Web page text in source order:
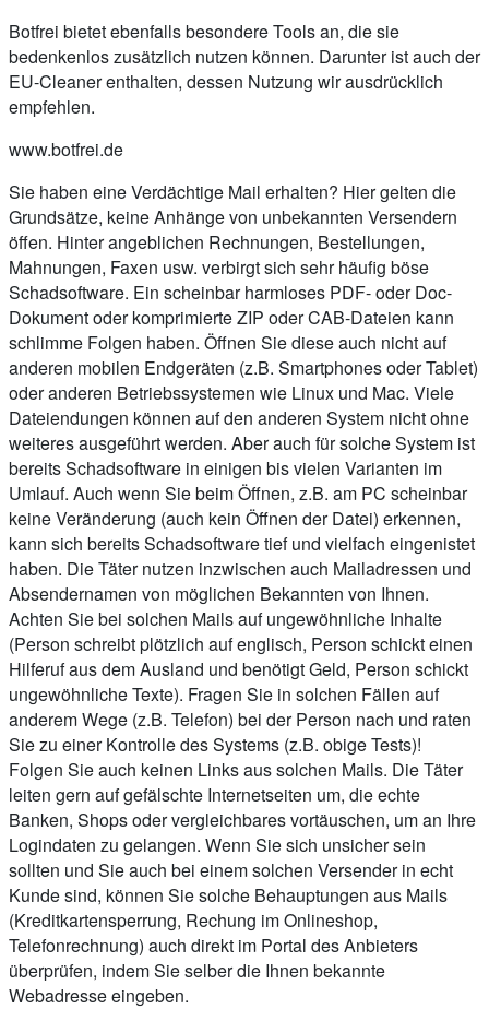
Botfrei bietet ebenfalls besondere Tools an, die sie
bedenkenlos zusätzlich nutzen können. Darunter ist auch der
EU-Cleaner enthalten, dessen Nutzung wir ausdrücklich
empfehlen.
www.botfrei.de
Sie haben eine Verdächtige Mail erhalten? Hier gelten die
Grundsätze, keine Anhänge von unbekannten Versendern
öffen. Hinter angeblichen Rechnungen, Bestellungen,
Mahnungen, Faxen usw. verbirgt sich sehr häufig böse
Schadsoftware. Ein scheinbar harmloses PDF- oder Doc-
Dokument oder komprimierte ZIP oder CAB-Dateien kann
schlimme Folgen haben. Öffnen Sie diese auch nicht auf
anderen mobilen Endgeräten (z.B. Smartphones oder Tablet)
oder anderen Betriebssystemen wie Linux und Mac. Viele
Dateiendungen können auf den anderen System nicht ohne
weiteres ausgeführt werden. Aber auch für solche System ist
bereits Schadsoftware in einigen bis vielen Varianten im
Umlauf. Auch wenn Sie beim Öffnen, z.B. am PC scheinbar
keine Veränderung (auch kein Öffnen der Datei) erkennen,
kann sich bereits Schadsoftware tief und vielfach eingenistet
haben. Die Täter nutzen inzwischen auch Mailadressen und
Absendernamen von möglichen Bekannten von Ihnen.
Achten Sie bei solchen Mails auf ungewöhnliche Inhalte
(Person schreibt plötzlich auf englisch, Person schickt einen
Hilferuf aus dem Ausland und benötigt Geld, Person schickt
ungewöhnliche Texte). Fragen Sie in solchen Fällen auf
anderem Wege (z.B. Telefon) bei der Person nach und raten
Sie zu einer Kontrolle des Systems (z.B. obige Tests)!
Folgen Sie auch keinen Links aus solchen Mails. Die Täter
leiten gern auf gefälschte Internetseiten um, die echte
Banken, Shops oder vergleichbares vortäuschen, um an Ihre
Logindaten zu gelangen. Wenn Sie sich unsicher sein
sollten und Sie auch bei einem solchen Versender in echt
Kunde sind, können Sie solche Behauptungen aus Mails
(Kreditkartensperrung, Rechung im Onlineshop,
Telefonrechnung) auch direkt im Portal des Anbieters
überprüfen, indem Sie selber die Ihnen bekannte
Webadresse eingeben.